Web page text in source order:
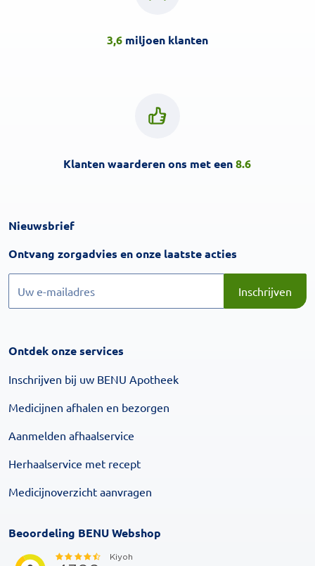
3,6miljoen klanten
Klanten waarderen ons met een8.6
Nieuwsbrief
Ontvang zorgadvies en onze laatste acties
Inschrijven
Ontdek onze services
Inschrijven bij uw BENU Apotheek
Medicijnen afhalen en bezorgen
Aanmelden afhaalservice
Herhaalservice met recept
Medicijnoverzicht aanvragen
Beoordeling BENU Webshop